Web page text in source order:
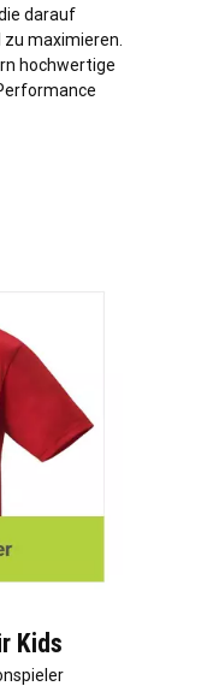
darauf
zu maximieren.
hochwertige
Kids